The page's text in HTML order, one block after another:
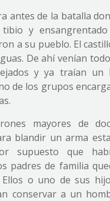
antes de la batalla
y ensangrentado
a su pueblo. El
De ahí venían
y ya traían un
de los grupos
mayores de
blandir un arma
supuesto que
padres de familia
Ellos o uno de sus
conservar a un